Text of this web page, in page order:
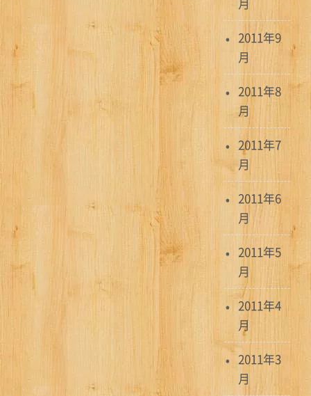
2011年9
月
2011年8
月
2011年7
月
2011年6
月
2011年5
月
2011年4
月
2011年3
月